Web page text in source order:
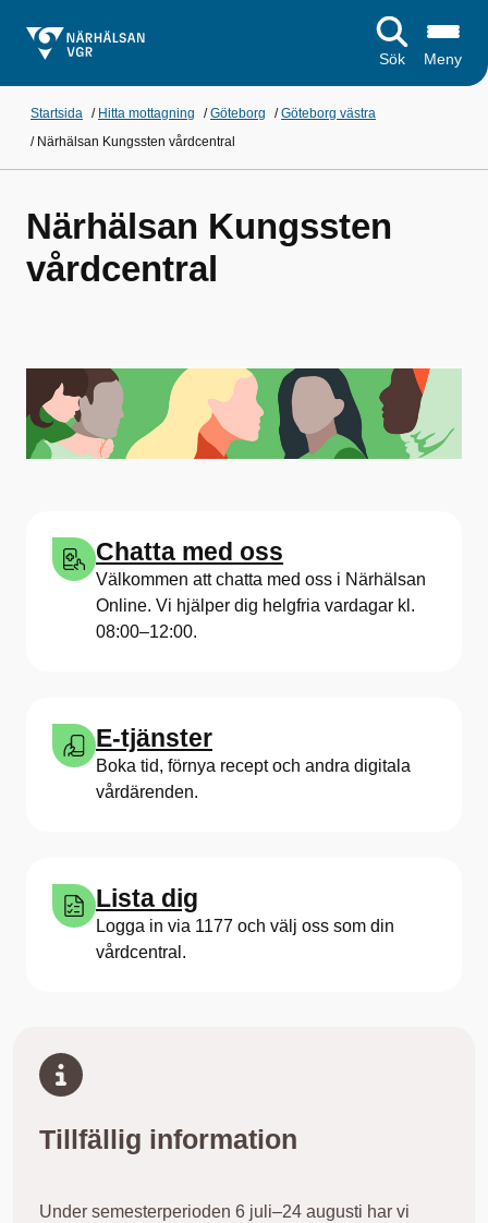
Sök Meny
Startsida / Hitta mottagning /Göteborg /Göteborg västra
/ Närhälsan Kungssten vårdcentral
Närhälsan Kungssten
vårdcentral
Chatta med oss
Välkommen att chatta med oss i Närhälsan
Online. Vi hjälper dig helgfria vardagar kl.
08:00–12:00.
E-tjänster
Boka tid, förnya recept och andra digitala
vårdärenden.
Lista dig
Logga in via 1177 och välj oss som din
vårdcentral.
Tillfällig information
Under semesterperioden 6 juli–24 augusti har vi